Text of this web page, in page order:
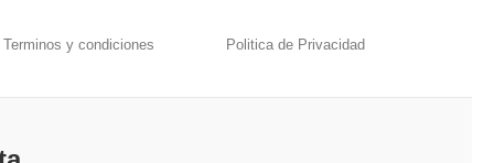
Terminos y condiciones Politica de Privacidad